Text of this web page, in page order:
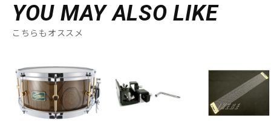
YOU MAY ALSO LIKE
こちらもオススメ